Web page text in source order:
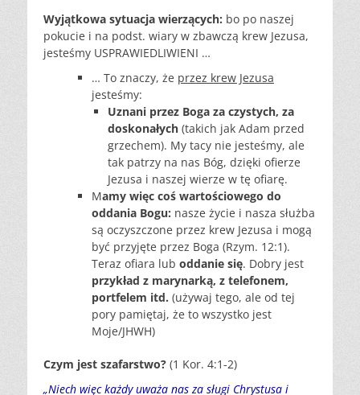
Wyjątkowa sytuacja wierzących: bo po naszej
pokucie i na podst. wiary w zbawczą krew Jezusa,
jesteśmy USPRAWIEDLIWIENI …
… To znaczy, że przez krew Jezusa
jesteśmy:
Uznani przez Boga za czystych, za
doskonałych (takich jak Adam przed
grzechem). My tacy nie jesteśmy, ale
tak patrzy na nas Bóg, dzięki ofierze
Jezusa i naszej wierze w tę ofiarę.
Mamy więc coś wartościowego do
oddania Bogu: nasze życie i nasza służba
są oczyszczone przez krew Jezusa i mogą
być przyjęte przez Boga (Rzym. 12:1).
Teraz ofiara lub oddanie się. Dobry jest
przykład z marynarką, z telefonem,
portfelem itd. (używaj tego, ale od tej
pory pamiętaj, że to wszystko jest
Moje/JHWH)
Czym jest szafarstwo? (1 Kor. 4:1-2)
„Niech więc każdy uważa nas za sługi Chrystusa i